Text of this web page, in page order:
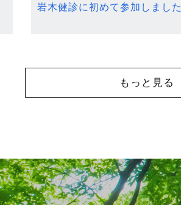
岩木健診に初めて参加しました
もっと見る